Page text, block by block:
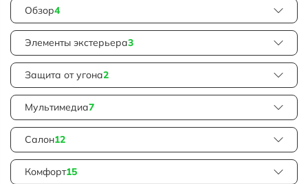
Обзор4
Элементы экстерьера3
Защита от угона2
Мультимедиа7
Салон12
Комфорт15